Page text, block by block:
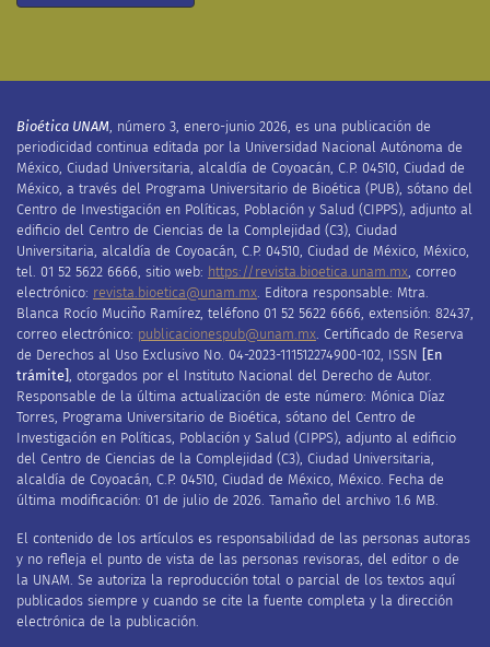
Bioética UNAM, número 3, enero-junio 2026, es una publicación de
periodicidad continua editada por la Universidad Nacional Autónoma de
México, Ciudad Universitaria, alcaldía de Coyoacán, C.P. 04510, Ciudad de
México, a través del Programa Universitario de Bioética (PUB), sótano del
Centro de Investigación en Políticas, Población y Salud (CIPPS), adjunto al
edificio del Centro de Ciencias de la Complejidad (C3), Ciudad
Universitaria, alcaldía de Coyoacán, C.P. 04510, Ciudad de México, México,
tel. 01 52 5622 6666, sitio web: https://revista.bioetica.unam.mx, correo
electrónico: revista.bioetica@unam.mx. Editora responsable: Mtra.
Blanca Rocío Muciño Ramírez, teléfono 01 52 5622 6666, extensión: 82437,
correo electrónico: publicacionespub@unam.mx. Certificado de Reserva
de Derechos al Uso Exclusivo No. 04-2023-111512274900-102, ISSN [En
trámite] , otorgados por el Instituto Nacional del Derecho de Autor.
Responsable de la última actualización de este número: Mónica Díaz
Torres, Programa Universitario de Bioética, sótano del Centro de
Investigación en Políticas, Población y Salud (CIPPS), adjunto al edificio
del Centro de Ciencias de la Complejidad (C3), Ciudad Universitaria,
alcaldía de Coyoacán, C.P. 04510, Ciudad de México, México. Fecha de
última modificación: 01 de julio de 2026. Tamaño del archivo 1.6 MB.
El contenido de los artículos es responsabilidad de las personas autoras
y no refleja el punto de vista de las personas revisoras, del editor o de
la UNAM. Se autoriza la reproducción total o parcial de los textos aquí
publicados siempre y cuando se cite la fuente completa y la dirección
electrónica de la publicación.